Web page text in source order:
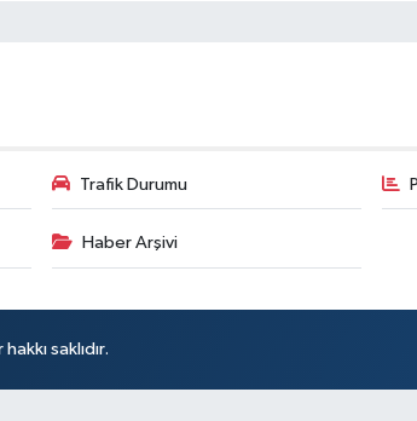
Trafik Durumu
Haber Arşivi
saklıdır.